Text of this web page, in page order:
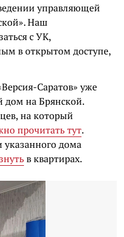
управляющей
Наш
с УК,
в открытом доступе,
Саратов» уже
дом на Брянской.
на который
прочитать тут.
указанного дома
в квартирах.